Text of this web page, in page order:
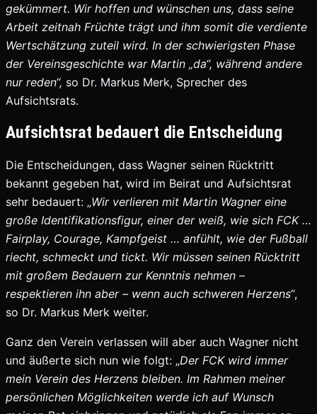
gekümmert. Wir hoffen und wünschen uns, dass seine
Arbeit zeitnah Früchte trägt und ihm somit die verdiente
Wertschätzung zuteil wird. In der schwierigsten Phase
der Vereinsgeschichte war Martin „da“, während andere
nur reden“, so Dr. Markus Merk, Sprecher des
Aufsichtsrats.
Aufsichtsrat bedauert die Entscheidung
Die Entscheidungen, dass Wagner seinen Rücktritt
bekannt gegeben hat, wird im Beirat und Aufsichtsrat
sehr bedauert: „Wir verlieren mit Martin Wagner eine
große Identifikationsfigur, einer der weiß, wie sich FCK …
Fairplay, Courage, Kampfgeist … anfühlt, wie der Fußball
riecht, schmeckt und tickt. Wir müssen seinen Rücktritt
mit großem Bedauern zur Kenntnis nehmen –
respektieren ihn aber – wenn auch schweren Herzens“,
so Dr. Markus Merk weiter.
Ganz den Verein verlassen will aber auch Wagner nicht
und äußerte sich nun wie folgt: „Der FCK wird immer
mein Verein des Herzens bleiben. Im Rahmen meiner
persönlichen Möglichkeiten werde ich auf Wunsch